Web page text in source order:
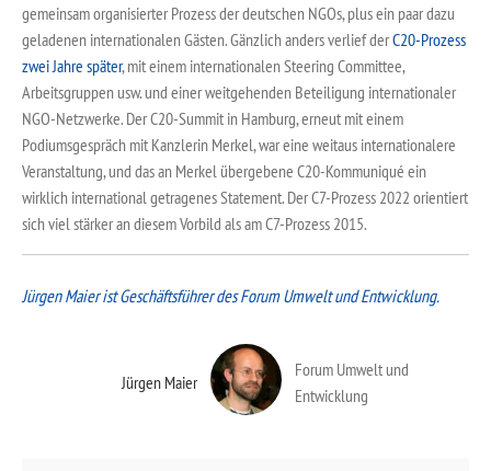
gemeinsam organisierter Prozess der deutschen NGOs, plus ein paar dazu
geladenen internationalen Gästen. Gänzlich anders verlief derC20-Prozess
zwei Jahre später, mit einem internationalen Steering Committee,
Arbeitsgruppen usw. und einer weitgehenden Beteiligung internationaler
NGO-Netzwerke. Der C20-Summit in Hamburg, erneut mit einem
Podiumsgespräch mit Kanzlerin Merkel, war eine weitaus internationalere
Veranstaltung, und das an Merkel übergebene C20-Kommuniqué ein
wirklich international getragenes Statement. Der C7-Prozess 2022 orientiert
sich viel stärker an diesem Vorbild als am C7-Prozess 2015.
Jürgen Maier ist Geschäftsführer des Forum Umwelt und Entwicklung.
Jürgen Maier
Forum Umwelt und
Entwicklung